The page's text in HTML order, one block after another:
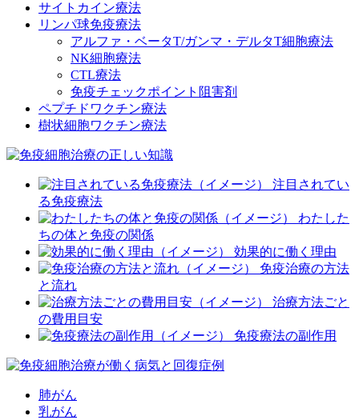
サイトカイン療法
リンパ球免疫療法
アルファ・ベータT/ガンマ・デルタT細胞療法
NK細胞療法
CTL療法
免疫チェックポイント阻害剤
ペプチドワクチン療法
樹状細胞ワクチン療法
注目されてい
る免疫療法
わたした
ちの体と免疫の関係
効果的に働く理由
免疫治療の方法
と流れ
治療方法ごと
の費用目安
免疫療法の副作用
肺がん
乳がん